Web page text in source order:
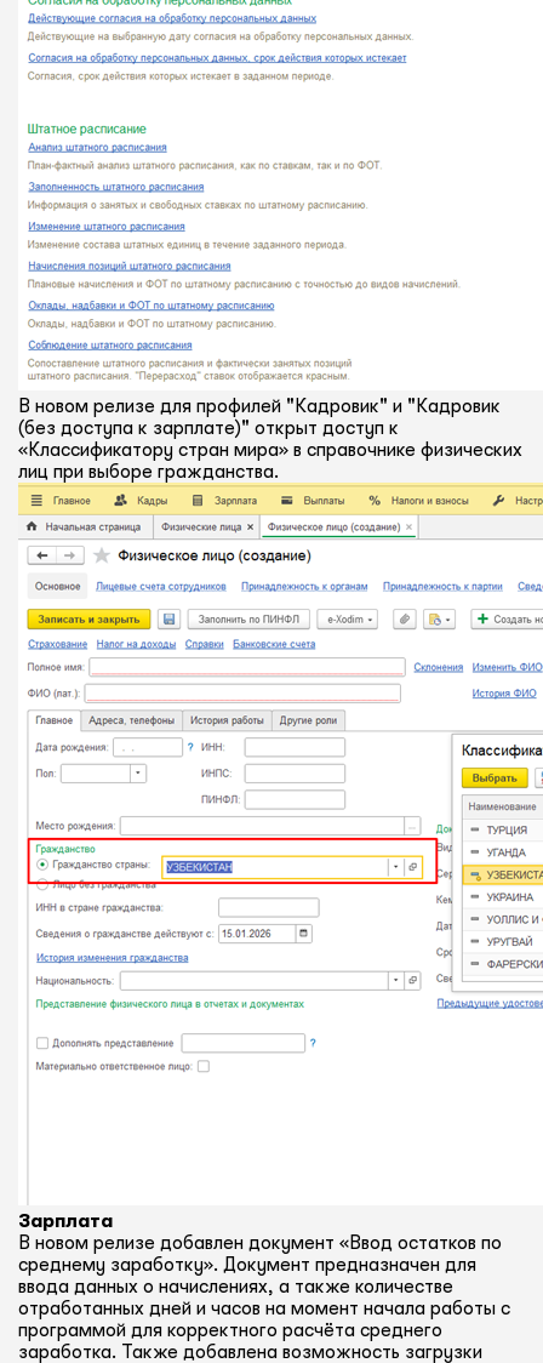
В новом релизе для профилей "Кадровик" и "Кадровик
(без доступа к зарплате)" открыт доступ к
«Классификатору стран мира» в справочнике физических
лиц при выборе гражданства.
Зарплата
В новом релизе добавлен документ «Ввод остатков по
среднему заработку». Документ предназначен для
ввода данных о начислениях, а также количестве
отработанных дней и часов на момент начала работы с
программой для корректного расчёта среднего
заработка. Также добавлена возможность загрузки